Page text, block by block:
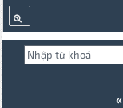
«